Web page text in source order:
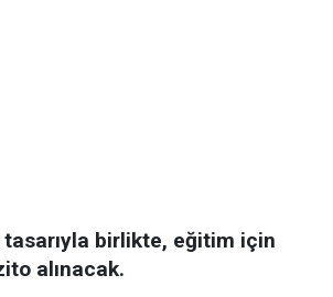
birlikte, eğitim için
alınacak.